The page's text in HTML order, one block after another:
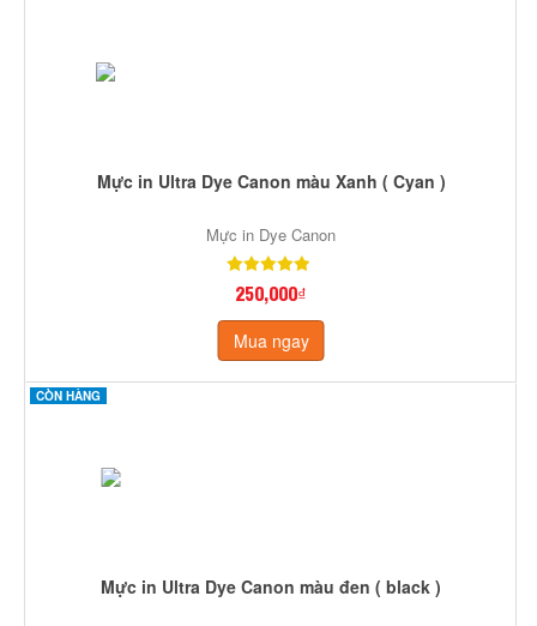
Mực in Ultra Dye Canon màu Xanh ( Cyan )
Mực in Dye Canon
250,000₫
Mua ngay
CÒN HÀNG
Mực in Ultra Dye Canon màu đen ( black )